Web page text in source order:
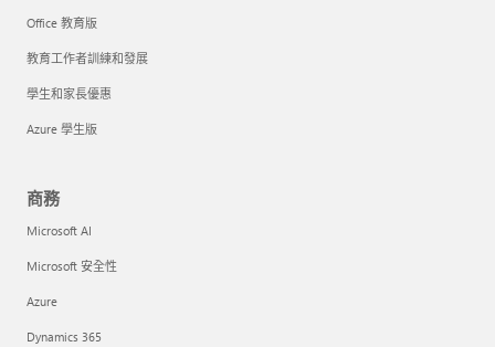
Office 教育版
教育工作者訓練和發展
學生和家長優惠
Azure 學生版
商務
Microsoft AI
Microsoft 安全性
Azure
Dynamics 365